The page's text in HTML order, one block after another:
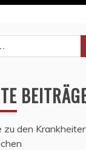
zu den